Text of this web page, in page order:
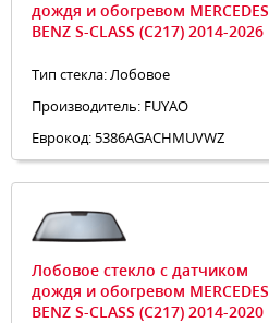
дождя и обогревом MERCEDES
BENZ S-CLASS (C217) 2014-2026
Тип стекла: Лобовое
Производитель: FUYAO
Еврокод: 5386AGACHMUVWZ
Лобовое стекло с датчиком
дождя и обогревом MERCEDES
BENZ S-CLASS (C217) 2014-2020